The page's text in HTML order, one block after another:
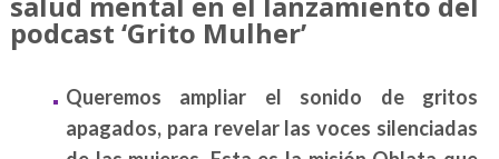
podcast ‘Grito Mulher’
Queremos ampliar el sonido de gritos
apagados, para revelar las voces silenciadas